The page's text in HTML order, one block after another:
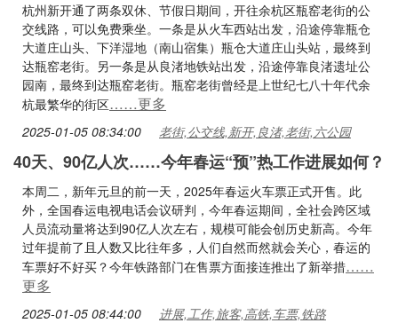
杭州新开通了两条双休、节假日期间，开往余杭区瓶窑老街的公
交线路，可以免费乘坐。一条是从火车西站出发，沿途停靠瓶仓
大道庄山头、下洋湿地（南山宿集）瓶仓大道庄山头站，最终到
达瓶窑老街。另一条是从良渚地铁站出发，沿途停靠良渚遗址公
园南，最终到达瓶窑老街。瓶窑老街曾经是上世纪七八十年代余
杭最繁华的街区……更多
2025-01-05 08:34:00 老街,公交线,新开,良渚,老街,六公园
40天、90亿人次……今年春运“预”热工作进展如何？
本周二，新年元旦的前一天，2025年春运火车票正式开售。此
外，全国春运电视电话会议研判，今年春运期间，全社会跨区域
人员流动量将达到90亿人次左右，规模可能会创历史新高。今年
过年提前了且人数又比往年多，人们自然而然就会关心，春运的
车票好不好买？今年铁路部门在售票方面接连推出了新举措……
更多
2025-01-05 08:44:00 进展,工作,旅客,高铁,车票,铁路